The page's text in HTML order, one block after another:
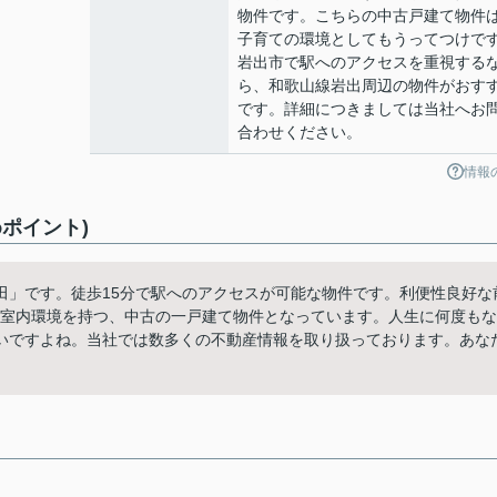
物件です。こちらの中古戸建て物件
子育ての環境としてもうってつけで
岩出市で駅へのアクセスを重視する
ら、和歌山線岩出周辺の物件がおす
です。詳細につきましては当社へお
合わせください。
情報
イント)
です。徒歩15分で駅へのアクセスが可能な物件です。利便性良好な
内環境を持つ、中古の一戸建て物件となっています。人生に何度もな
すよね。当社では数多くの不動産情報を取り扱っております。あな